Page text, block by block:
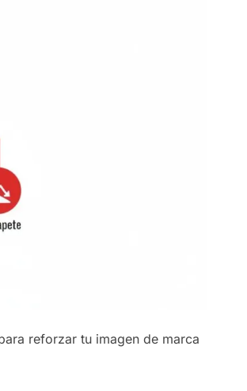
reforzar tu imagen de marca